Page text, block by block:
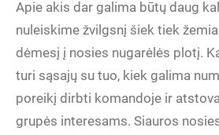
Apie akis dar galima būtų daug
nuleiskime žvilgsnį šiek tiek
dėmesį į nosies nugarėlės plotį.
turi sąsajų su tuo, kiek galima
poreikį dirbti komandoje ir
grupės interesams. Siauros